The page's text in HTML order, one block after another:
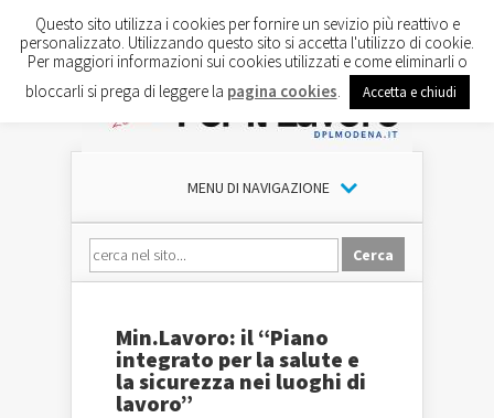
MENU DI NAVIGAZIONE
Min.Lavoro: il “Piano
integrato per la salute e
la sicurezza nei luoghi di
lavoro”
Questo sito utilizza i cookies per fornire un sevizio più reattivo e
personalizzato. Utilizzando questo sito si accetta l'utilizzo di cookie.
Per maggiori informazioni sui cookies utilizzati e come eliminarli o
bloccarli si prega di leggere la pagina cookies Accetta e chiudi